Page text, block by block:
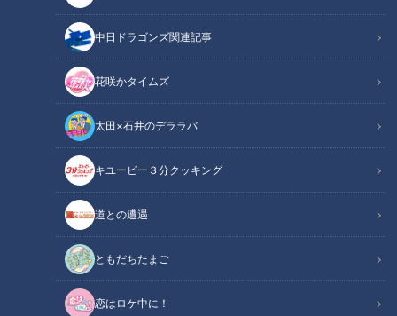
中日ドラゴンズ関連記事
花咲かタイムズ
太田×石井のデララバ
キユーピー３分クッキング
道との遭遇
ともだちたまご
恋はロケ中に！
チャント！
くらしニュース
育児に追われてつい子どもにガミガミ怒ってしまうことありま
せんか？しかし怒りをコントロールする「アンガーマネジメン
ト」をトレーニングすれば、怒りに振り回されずに落ち着いて